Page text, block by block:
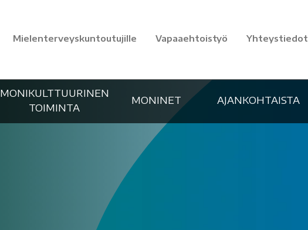
Mielenterveyskuntoutujille Vapaaehtoistyö Yhteystiedot
MONIKULTTUURINEN
TOIMINTA
MONINET AJANKOHTAISTA